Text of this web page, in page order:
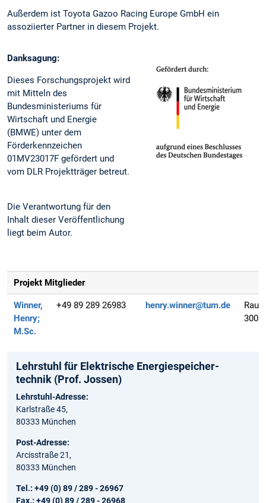
Außerdem ist Toyota Gazoo Racing Europe GmbH ein
assoziierter Partner in diesem Projekt.
Danksagung:
Dieses Forschungsprojekt wird
mit Mitteln des
Bundesministeriums für
Wirtschaft und Energie
(BMWE) unter dem
Förderkennzeichen
01MV23017F gefördert und
vom DLR Projektträger betreut.
Die Verantwortung für den
Inhalt dieser Veröffentlichung
liegt beim Autor.
Projekt Mitglieder
Winner,
Henry;
M.Sc.
+49 89 289 26983 henry.winner@tum.de
3008
Lehrstuhl für Elektrische Energie­speicher­
technik (Prof. Jossen)
Lehrstuhl-Adresse:
Karlstraße 45,
80333 München
Post-Adresse:
Arcisstraße 21,
80333 München
Tel.: +49 (0) 89 / 289 - 26967
Fax.: +49 (0) 89 / 289 - 26968